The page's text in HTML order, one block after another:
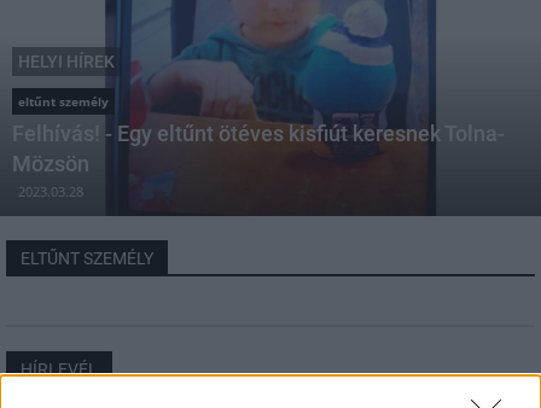
HELYI HÍREK
eltűnt személy
Felhívás! - Egy eltűnt ötéves kisfiút keresnek Tolna-
Mözsön
2023.03.28
ELTŰNT SZEMÉLY
HÍRLEVÉL